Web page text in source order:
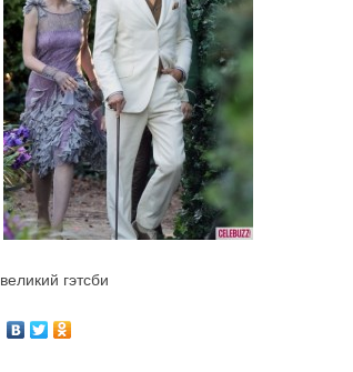
великий гэтсби